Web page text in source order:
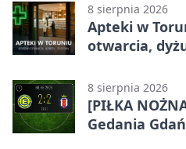
8 sierpnia 2026
Apteki w
otwarcia,
8 sierpnia 2026
[PIŁKA
Gedania